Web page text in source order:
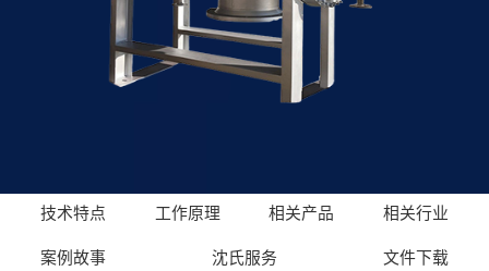
技术特点 工作原理 相关产品 相关行业
案例故事 沈氏服务 文件下载